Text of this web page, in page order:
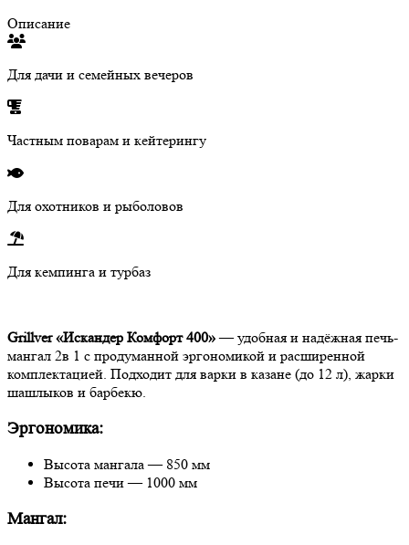
Описание
Для дачи и семейных вечеров
Частным поварам и кейтерингу
Для охотников и рыболовов
Для кемпинга и турбаз
Grillver «Искандер Комфорт 400»— удобная и надёжная печь-
мангал 2в 1 с продуманной эргономикой и расширенной
комплектацией. Подходит для варки в казане (до 12 л), жарки
шашлыков и барбекю.
Эргономика:
Высота мангала — 850 мм
Высота печи — 1000 мм
Мангал: